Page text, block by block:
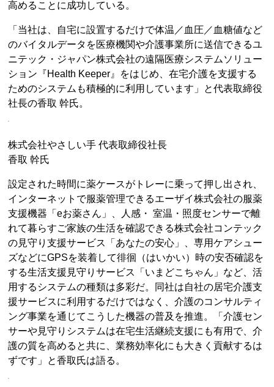
高めることに成功している。
「当社は、自宅に設置するだけで体温／血圧／血糖値など
のバイタルデータを医療機関や介護事業所に送信できるユ
ニテック・ジャパン株式会社の遠隔医療システムソリュー
ション『Health Keeper』をはじめ、在宅介護を支援する
ためのシステムも積極的に利用しています」と代表取締役
社長の香取 幹氏。
株式会社やさしい手 代表取締役社長
香取 幹氏
設定された時間に薬ケースがトレーに乗って押し出され、
インターネットで服薬管理できるエーザイ株式会社の服薬
支援機器「eお薬さん」、人感・ 室温・照度センサーで離
れて暮らすご家族の生活を確認できる株式会社コンテック
の見守り支援サービス「あなたの安心」、専用ケアシュー
ズなどにGPSを装着して徘徊（はいかい）時の安否確認を
する生活支援見守りサービス「いまどこちゃん」など、活
用するシステムの種類は多彩だ。同社は自社の居宅介護支
援サービスに利用するだけではなく、介護のコンサルティ
ング事業を通じてこうした機器の普及を推進。「介護セン
サーや見守りシステムは在宅生活継続支援にも有用で、介
護の質を高めると共に、業務効率化にも大きく貢献するは
ずです」と香取氏は語る。